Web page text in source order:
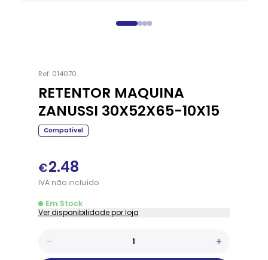
Ref. 014070
RETENTOR MAQUINA
ZANUSSI 30X52X65-10X15
Compatível
€2.48
IVAnãoincluído
Em Stock
Ver disponibilidade por loja